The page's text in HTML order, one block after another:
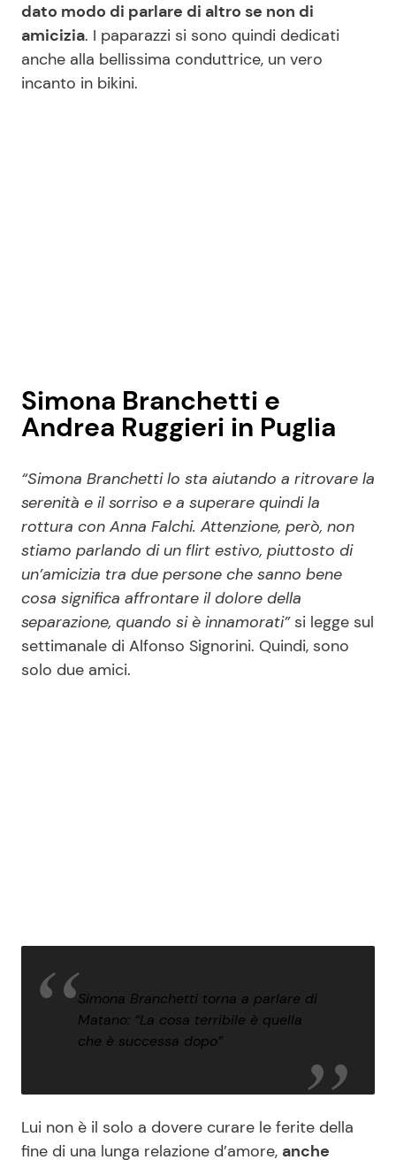
Seguici
dato modo di parlare di altro se non di
amicizia. I paparazzi si sono quindi dedicati
anche alla bellissima conduttrice, un vero
incanto in bikini.
Simona Branchetti e
Andrea Ruggieri in Puglia
“Simona Branchetti lo sta aiutando a ritrovare la
serenità e il sorriso e a superare quindi la
rottura con Anna Falchi. Attenzione, però, non
stiamo parlando di un flirt estivo, piuttosto di
un’amicizia tra due persone che sanno bene
cosa significa affrontare il dolore della
separazione, quando si è innamorati” si legge sul
settimanale di Alfonso Signorini. Quindi, sono
solo due amici.
Simona Branchetti torna a parlare di
Matano: “La cosa terribile è quella
che è successa dopo”
Lui non è il solo a dovere curare le ferite della
fine di una lunga relazione d’amore, anche